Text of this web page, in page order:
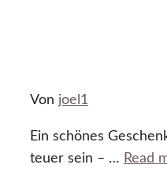
Von joel1
Ein schönes
teuer sein – … Read